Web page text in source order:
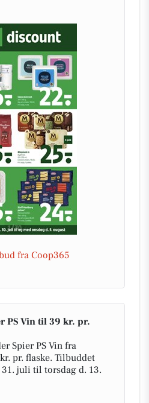
fra Coop365
PS Vin til 39 kr. pr.
Spier PS Vin fra
pr. flaske. Tilbuddet
juli til torsdag d. 13.